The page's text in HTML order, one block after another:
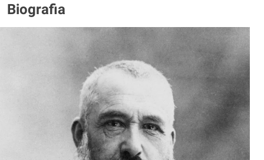
Biografia